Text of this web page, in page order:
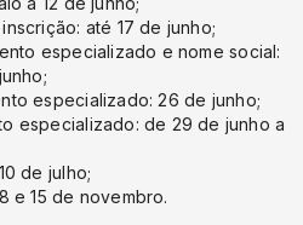
até 17 de junho;
especializado e nome social:
especializado: 26 de junho;
especializado: de 29 de junho a
de julho;
e 15 de novembro.